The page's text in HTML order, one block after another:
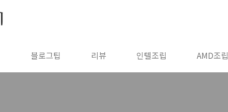
블로그팁 리뷰 인텔조립 AMD조립